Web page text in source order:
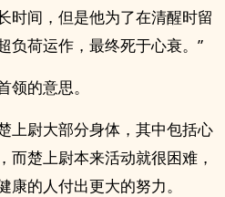
时间，但是他为了在清醒时留
负荷运作，最终死于心衰。”
领的意思。
上尉大部分身体，其中包括心
而楚上尉本来活动就很困难，
的人付出更大的努力。